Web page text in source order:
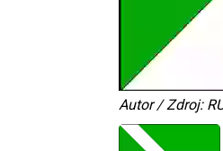
Autor / Zdroj: